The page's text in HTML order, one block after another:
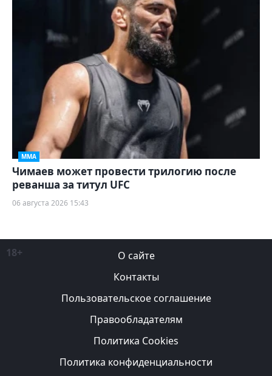
ММА
Чимаев может провести трилогию после
реванша за титул UFC
06 августа 2026 15:43
18+
О сайте
Контакты
Пользовательское соглашение
Правообладателям
Политика Cookies
Политика конфиденциальности